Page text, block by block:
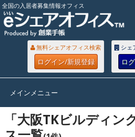
全国の入居者募集情報オフィス
無料シェアオフィス検索
ログイン/新規登録
シェ
ロ
メインメニュー
「大阪TKビルディン